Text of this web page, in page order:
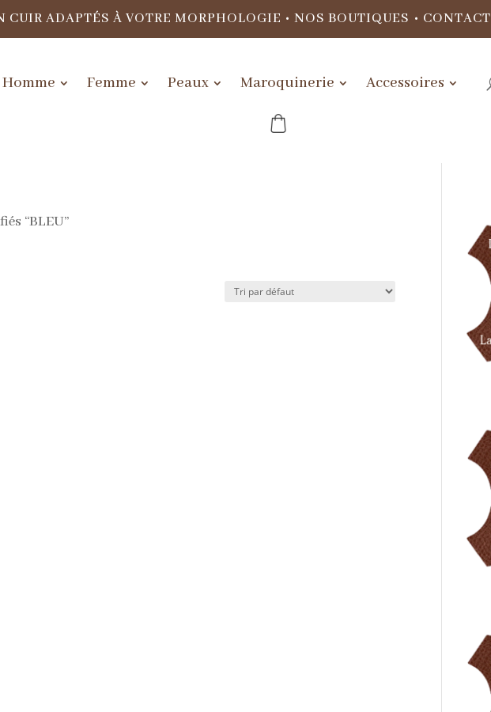
CUIR ADAPTÉS À VOTRE MORPHOLOGIE • NOS BOUTIQUES • CONTACT
Homme Femme Peaux Maroquinerie Accessoires
“BLEU”